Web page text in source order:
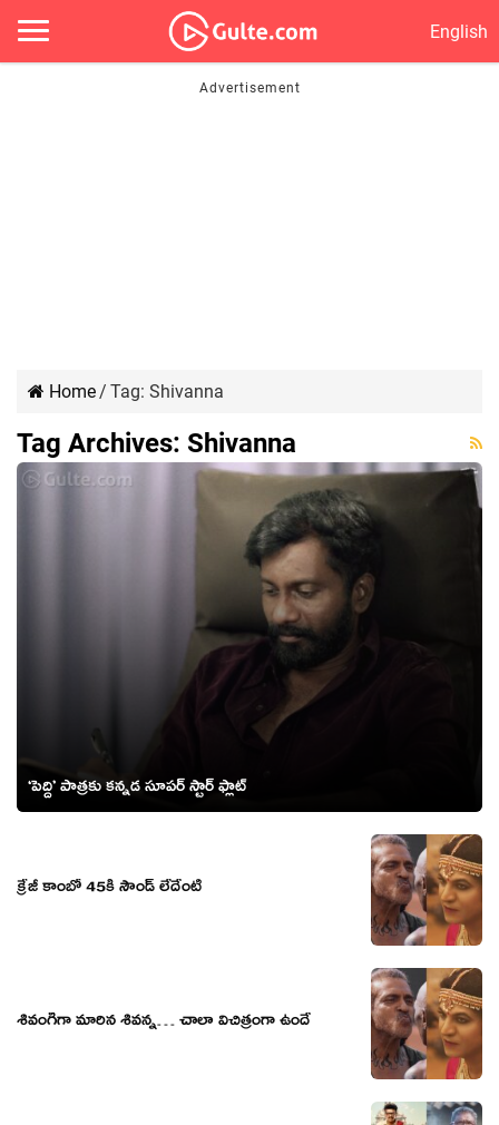
English
Home/ Tag: Shivanna
Tag Archives: Shivanna
‘పెద్ది’ పాత్రకు కన్నడ సూపర్ స్టార్ ఫ్లాట్
క్రేజీ కాంబో 45కి సౌండ్ లేదేంటి
శివంగిగా మారిన శివన్న… చాలా విచిత్రంగా ఉందే